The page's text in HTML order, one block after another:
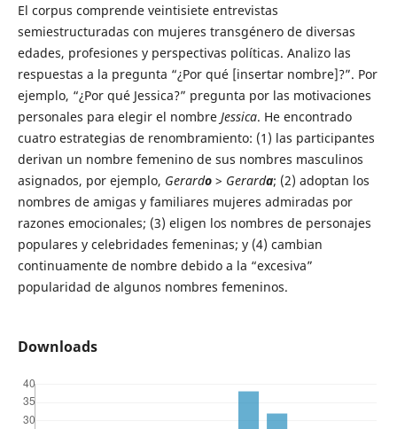
El corpus comprende veintisiete entrevistas
semiestructuradas con mujeres transgénero de diversas
edades, profesiones y perspectivas políticas. Analizo las
respuestas a la pregunta “¿Por qué [insertar nombre]?”. Por
ejemplo, “¿Por qué Jessica?” pregunta por las motivaciones
personales para elegir el nombre Jessica. He encontrado
cuatro estrategias de renombramiento: (1) las participantes
derivan un nombre femenino de sus nombres masculinos
asignados, por ejemplo, Gerardo> Gerarda; (2) adoptan los
nombres de amigas y familiares mujeres admiradas por
razones emocionales; (3) eligen los nombres de personajes
populares y celebridades femeninas; y (4) cambian
continuamente de nombre debido a la “excesiva”
popularidad de algunos nombres femeninos.
Downloads